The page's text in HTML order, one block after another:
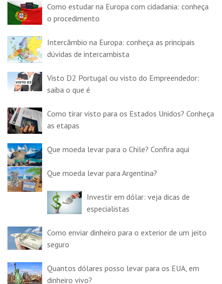
Como estudar na Europa com cidadania: conheça
o procedimento
Intercâmbio na Europa: conheça as principais
dúvidas de intercambista
Visto D2 Portugal ou visto do Empreendedor:
saiba o que é
Como tirar visto para os Estados Unidos? Conheça
as etapas
Que moeda levar para o Chile? Confira aqui
Que moeda levar para Argentina?
Investir em dólar: veja dicas de
especialistas
Como enviar dinheiro para o exterior de um jeito
seguro
Quantos dólares posso levar para os EUA, em
dinheiro vivo?